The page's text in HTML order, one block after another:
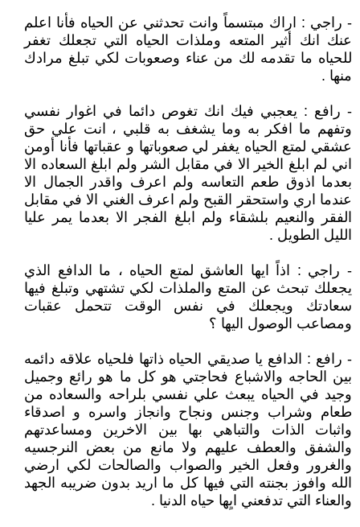
- راجي : اراك مبتسماً وانت تحدثني عن الحياه فأنا اعلم
عنك انك أثير المتعه وملذات الحياه التي تجعلك تغفر
للحياه ما تقدمه لك من عناء وصعوبات لكي تبلغ مرادك
منها .
- رافع : يعجبي فيك انك تغوص دائما في اغوار نفسي
وتفهم ما افكر به وما يشغف به قلبي ، انت علي حق
عشقي لمتع الحياه يغفر لي صعوباتها و عقباتها فأنا أومن
اني لم ابلغ الخير الا في مقابل الشر ولم ابلغ السعاده الا
بعدما اذوق طعم التعاسه ولم اعرف واقدر الجمال الا
عندما اري واستحقر القبح ولم اعرف الغني الا في مقابل
الفقر والنعيم بلشقاء ولم ابلغ الفجر الا بعدما يمر عليا
الليل الطويل .
- راجي : اذاً ايها العاشق لمتع الحياه ، ما الدافع الذي
يجعلك تبحث عن المتع والملذات لكي تشتهي وتبلغ فيها
سعادتك ويجعلك في نفس الوقت تتحمل عقبات
ومصاعب الوصول اليها ؟
- رافع : الدافع يا صديقي الحياه ذاتها فلحياه علاقه دائمه
بين الحاجه والاشباع فحاجتي هو كل ما هو رائع وجميل
وجيد في الحياه يبعث علي نفسي بلراحه والسعاده من
طعام وشراب وجنس ونجاح وانجاز واسره و اصدقاء
واثبات الذات والتباهي بها بين الاخرين ومساعدتهم
والشفق والعطف عليهم ولا مانع من بعض النرجسيه
والغرور وفعل الخير والصواب والصالحات لكي ارضي
الله وافوز بجنته التي فيها كل ما اريد بدون ضريبه الجهد
والعناء التي تدفعني ايِها حياه الدنيا .